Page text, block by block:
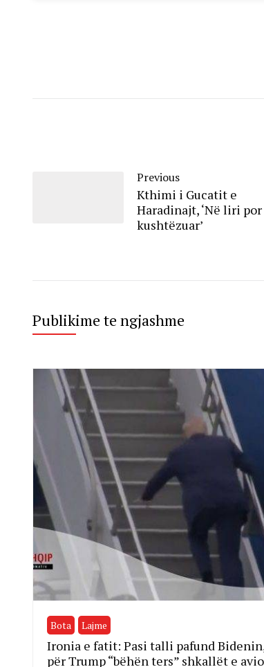
Previous
Kthimi i Gucatit e
Haradinajt, ‘Në liri
kushtëzuar’
Publikime te ngjashme
Bota Lajme
Ironia e fatit: Pasi talli pafund
për Trump “bëhën ters” shkallët e